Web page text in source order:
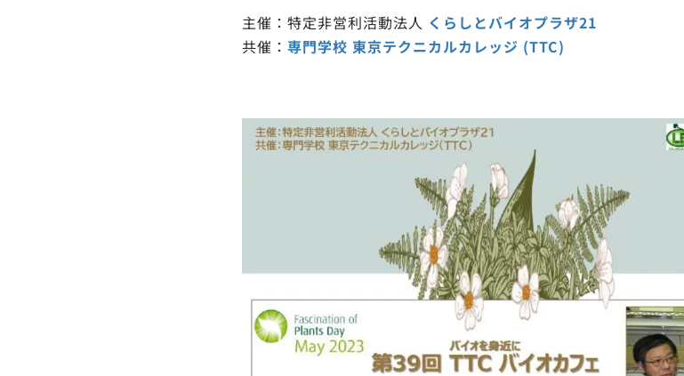
主催：特定非営利活動法人 くらしとバイオプラザ21
共催： 専門学校 東京テクニカルカレッジ (TTC)